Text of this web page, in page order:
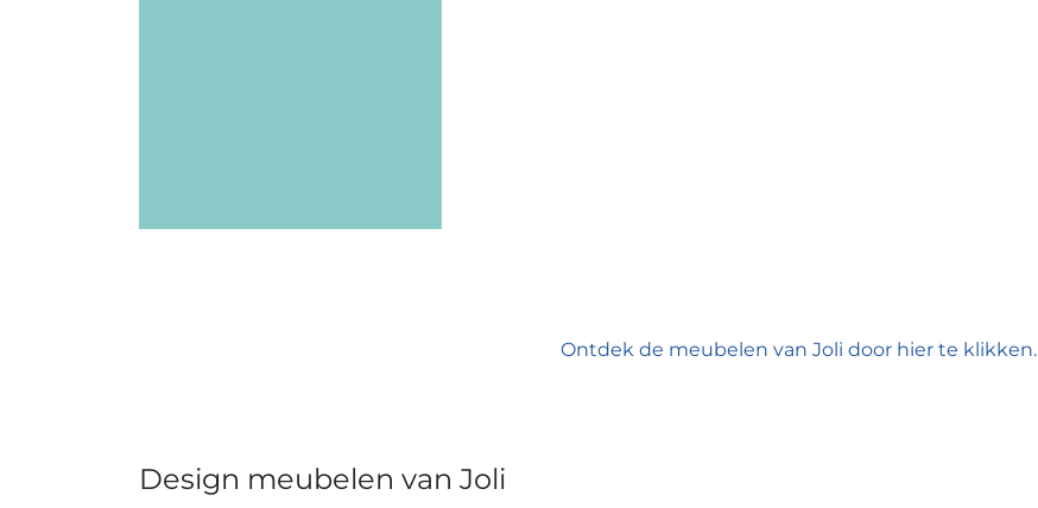
Ontdek de meubelen van Joli door hier te klikken.
Design meubelen van Joli